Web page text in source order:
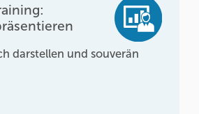
darstellen und souverän